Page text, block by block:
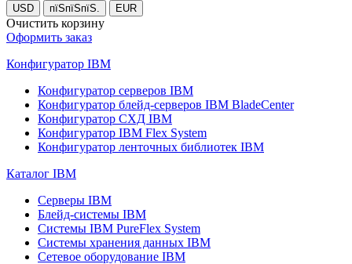
USD пїЅпїЅпїЅ. EUR
Очистить корзину
Оформить заказ
Конфигуратор IBM
Конфигуратор серверов IBM
Конфигуратор блейд-серверов IBM BladeCenter
Конфигуратор СХД IBM
Конфигуратор IBM Flex System
Конфигуратор ленточных библиотек IBM
Каталог IBM
Серверы IBM
Блейд-системы IBM
Системы IBM PureFlex System
Системы хранения данных IBM
Сетевое оборудование IBM